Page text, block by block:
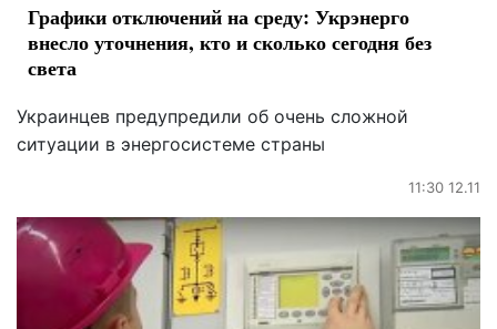
Графики отключений на среду: Укрэнерго
внесло уточнения, кто и сколько сегодня без
света
Украинцев предупредили об очень сложной
ситуации в энергосистеме страны
11:30 12.11